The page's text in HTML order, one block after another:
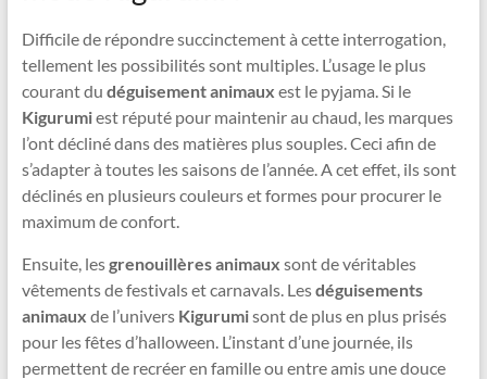
Difficile de répondre succinctement à cette interrogation,
tellement les possibilités sont multiples. L’usage le plus
courant du déguisement animaux est le pyjama. Si le
Kigurumiest réputé pour maintenir au chaud, les marques
l’ont décliné dans des matières plus souples. Ceci afin de
s’adapter à toutes les saisons de l’année. A cet effet, ils sont
déclinés en plusieurs couleurs et formes pour procurer le
maximum de confort.
Ensuite, lesgrenouillères animaux sont de véritables
vêtements de festivals et carnavals. Lesdéguisements
animaux de l’univers Kigurumisont de plus en plus prisés
pour les fêtes d’halloween. L’instant d’une journée, ils
permettent de recréer en famille ou entre amis une douce